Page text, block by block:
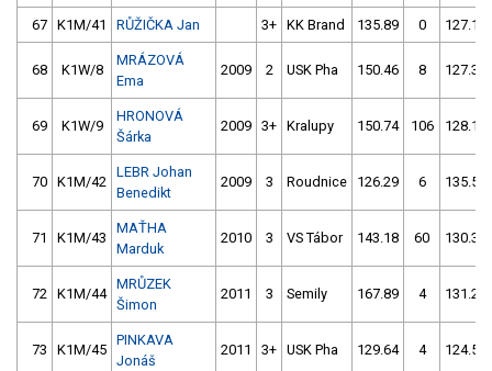
67 K1M/41 RŮŽIČKA Jan 3+ KK Brand 135.89 0 127.13
68 K1W/8
MRÁZOVÁ
Ema
2009 2 USK Pha 150.46 8 127.36
69 K1W/9
HRONOVÁ
Šárka
2009 3+ Kralupy 150.74 106 128.16
70 K1M/42
LEBR Johan
Benedikt
2009 3 Roudnice 126.29 6 135.56
71 K1M/43
MAŤHA
Marduk
2010 3 VS Tábor 143.18 60 130.37
72 K1M/44
MRŮZEK
Šimon
2011 3 Semily 167.89 4 131.25
73 K1M/45
PINKAVA
Jonáš
2011 3+ USK Pha 129.64 4 124.51